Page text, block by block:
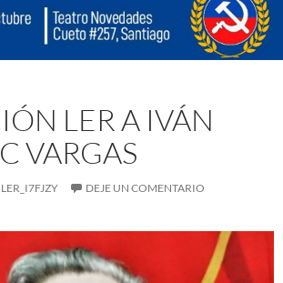
LER A IVÁN
VARGAS
DEJE UN COMENTARIO